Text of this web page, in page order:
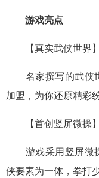
游戏亮点
【真实武侠世界】
名家撰写的武侠
加盟，为你还原精彩
【首创竖屏微操】
游戏采用竖屏微
侠要素为一体，拳打